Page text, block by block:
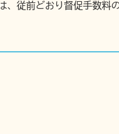
従前どおり督促手数料